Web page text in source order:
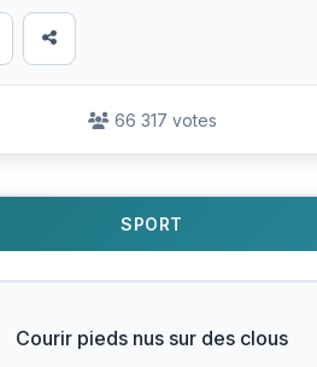
66 317 votes
SPORT
Courir pieds nus sur des clous